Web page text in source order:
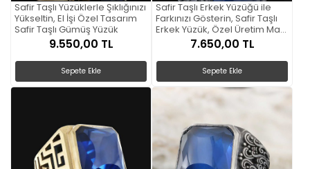
Safir Taşlı Yüzüklerle Şıklığınızı
Yükseltin, El İşi Özel Tasarım
Safir Taşlı Gümüş Yüzük
9.550,00 TL
Sepete Ekle
Safir Taşlı Erkek Yüzüğü ile
Farkınızı Gösterin, Safir Taşlı
Erkek Yüzük, Özel Üretim Mavi
Taşlı Erkek Yüzük
7.650,00 TL
Sepete Ekle